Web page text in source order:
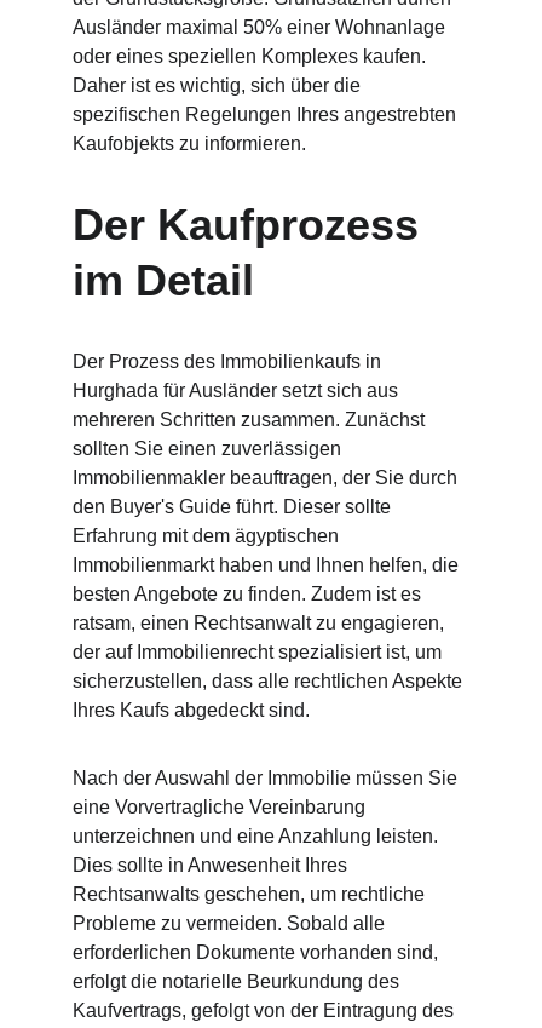
Ausländer maximal 50% einer Wohnanlage
oder eines speziellen Komplexes kaufen.
Daher ist es wichtig, sich über die
spezifischen Regelungen Ihres angestrebten
Kaufobjekts zu informieren.
Der Kaufprozess
im Detail
Der Prozess des Immobilienkaufs in
Hurghada für Ausländer setzt sich aus
mehreren Schritten zusammen. Zunächst
sollten Sie einen zuverlässigen
Immobilienmakler beauftragen, der Sie durch
den Buyer's Guide führt. Dieser sollte
Erfahrung mit dem ägyptischen
Immobilienmarkt haben und Ihnen helfen, die
besten Angebote zu finden. Zudem ist es
ratsam, einen Rechtsanwalt zu engagieren,
der auf Immobilienrecht spezialisiert ist, um
sicherzustellen, dass alle rechtlichen Aspekte
Ihres Kaufs abgedeckt sind.
Nach der Auswahl der Immobilie müssen Sie
eine Vorvertragliche Vereinbarung
unterzeichnen und eine Anzahlung leisten.
Dies sollte in Anwesenheit Ihres
Rechtsanwalts geschehen, um rechtliche
Probleme zu vermeiden. Sobald alle
erforderlichen Dokumente vorhanden sind,
erfolgt die notarielle Beurkundung des
Kaufvertrags, gefolgt von der Eintragung des